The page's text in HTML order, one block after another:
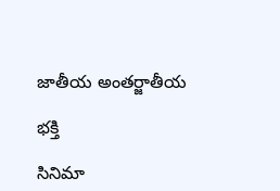
జాతీయ అంతర్జాతీయ
భక్తి
సినిమా